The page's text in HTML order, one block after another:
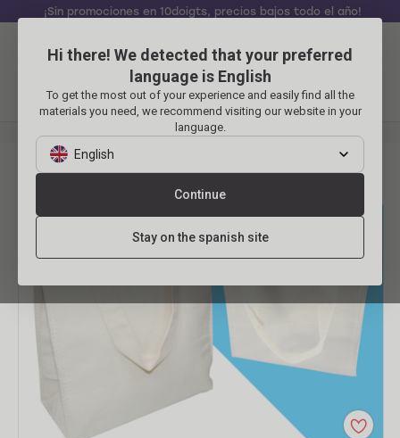
Hi there! We detected that your preferred
language is English
To get the most out of your experience and easily find all the
materials you need, we recommend visiting our website in your
language.
English
Continue
Stay on the spanish site
¡Sin promociones en 10doigts, precios bajos todo el año!
Identificarse
MANUALIDADES Bolsa térmica de algodón
Bolsa térmica de algodón